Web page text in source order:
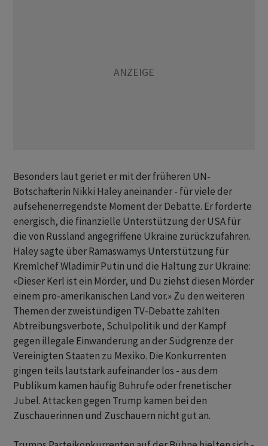
Besonders laut geriet er mit der früheren UN-
Botschafterin Nikki Haley aneinander - für viele der
aufsehenerregendste Moment der Debatte. Er forderte
energisch, die finanzielle Unterstützung der USA für
die von Russland angegriffene Ukraine zurückzufahren.
Haley sagte über Ramaswamys Unterstützung für
Kremlchef Wladimir Putin und die Haltung zur Ukraine:
«Dieser Kerl ist ein Mörder, und Du ziehst diesen Mörder
einem pro-amerikanischen Land vor.» Zu den weiteren
Themen der zweistündigen TV-Debatte zählten
Abtreibungsverbote, Schulpolitik und der Kampf
gegen illegale Einwanderung an der Südgrenze der
Vereinigten Staaten zu Mexiko. Die Konkurrenten
gingen teils lautstark aufeinander los - aus dem
Publikum kamen häufig Buhrufe oder frenetischer
Jubel. Attacken gegen Trump kamen bei den
Zuschauerinnen und Zuschauern nicht gut an.